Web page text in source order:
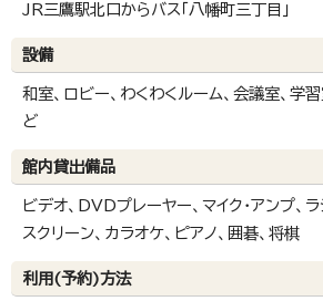
JR三鷹駅北口からバス「八幡町三丁目」
設備
和室、ロビー、わくわくルーム、会議室、学
ど
館内貸出備品
ビデオ、DVDプレーヤー、マイク・アンプ、ラ
スクリーン、カラオケ、ピアノ、囲碁、将棋
利用(予約)方法